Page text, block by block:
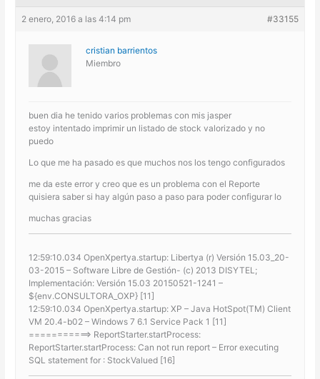
2 enero, 2016 a las 4:14 pm #33155
cristian barrientos
Miembro
buen dia he tenido varios problemas con mis jasper
estoy intentado imprimir un listado de stock valorizado y no
puedo
Lo que me ha pasado es que muchos nos los tengo configurados
me da este error y creo que es un problema con el Reporte
quisiera saber si hay algún paso a paso para poder configurar lo
muchas gracias
12:59:10.034 OpenXpertya.startup: Libertya (r) Versión 15.03_20-
03-2015 – Software Libre de Gestión- (c) 2013 DISYTEL;
Implementación: Versión 15.03 20150521-1241 –
${env.CONSULTORA_OXP} [11]
12:59:10.034 OpenXpertya.startup: XP – Java HotSpot(TM) Client
VM 20.4-b02 – Windows 7 6.1 Service Pack 1 [11]
===========> ReportStarter.startProcess:
ReportStarter.startProcess: Can not run report – Error executing
SQL statement for : StockValued [16]